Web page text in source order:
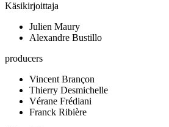
Käsikirjoittaja
Julien Maury
Alexandre Bustillo
producers
Vincent Brançon
Thierry Desmichelle
Vérane Frédiani
Franck Ribière